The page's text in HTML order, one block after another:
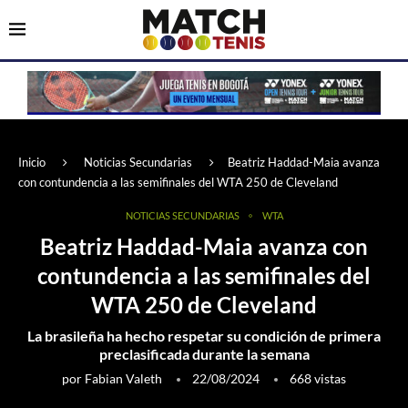
Inicio Noticias Secundarias
Beatriz Haddad-Maia avanza
con contundencia a las semifinales del WTA 250 de Cleveland
NOTICIAS SECUNDARIAS WTA
Beatriz Haddad-Maia avanza con
contundencia a las semifinales del
WTA 250 de Cleveland
La brasileña ha hecho respetar su condición de primera
preclasificada durante la semana
por Fabian Valeth 22/08/2024 668vistas